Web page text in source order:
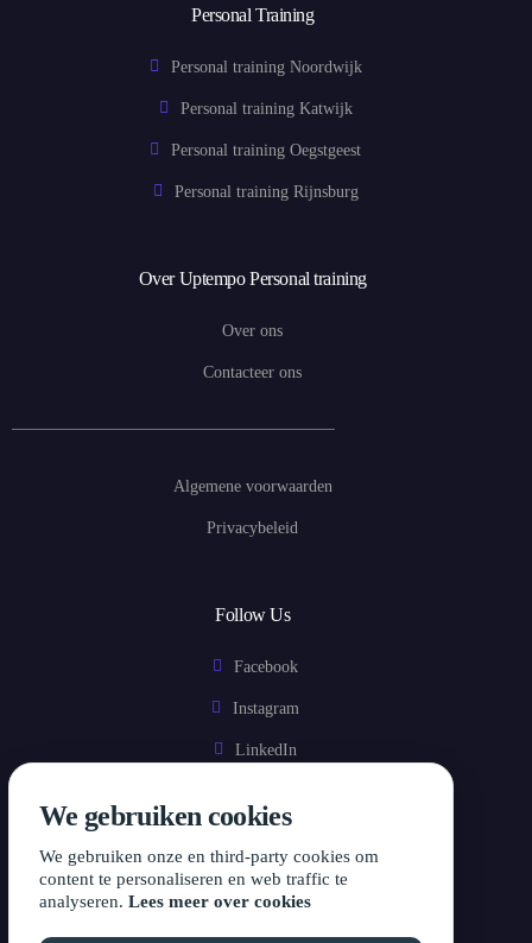
Personal Training
Personal training Noordwijk
Personal training Katwijk
Personal training Oegstgeest
Personal training Rijnsburg
Over Uptempo Personal training
Over ons
Contacteer ons
Algemene voorwaarden
Privacybeleid
Follow Us
Facebook
Instagram
LinkedIn
Wordt fit!
Proefles
We gebruiken cookies
We gebruiken onze en third-party cookies om
content te personaliseren en web traffic te
analyseren. Lees meer over cookies